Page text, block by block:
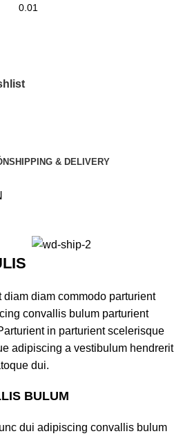
SHIPPING & DELIVERY
diam commodo parturient
convallis bulum parturient
in parturient scelerisque
adipiscing a vestibulum hendrerit
dui.
BULUM
dui adipiscing convallis bulum